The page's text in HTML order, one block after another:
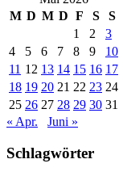
M D M D F S
S
1
2
3
4
5 6 7 8 9
10
11 12 13 14 15 16 17
18 19 20 21 22 23 24
25 26 27 28 29 30 31
« Apr.
Juni »
Schlagwörter